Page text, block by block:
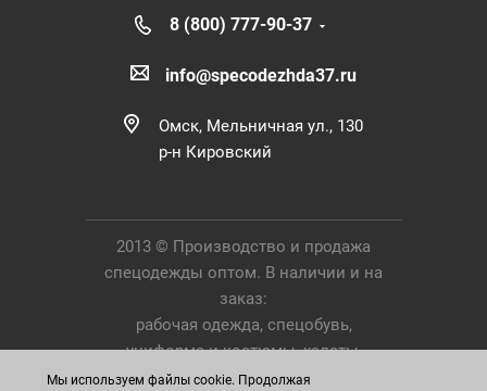
8 (800) 777-90-37
info@specodezhda37.ru
Омск, Мельничная ул., 130
р-н Кировский
2013 © Производство и продажа
спецодежды оптом. В наличии и на
заказ:
рабочая одежда, спецобувь,
униформа и костюмы, халаты,
Средства Индивидуальной Защиты.
Мы используем файлы cookie. Продолжая